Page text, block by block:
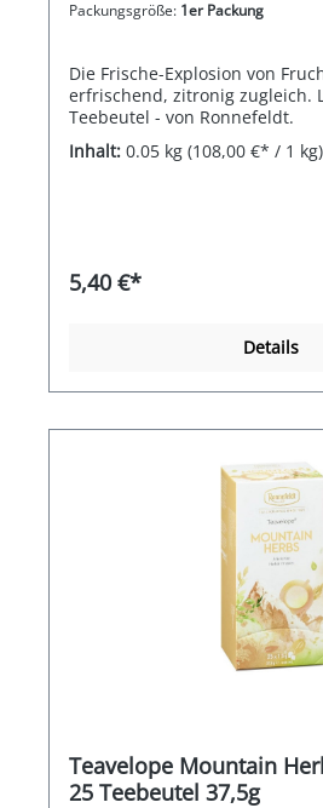
Packungsgröße: 1er Packung
Die Frische-Explosion von
erfrischend, zitronig zugleich.
Teebeutel - von Ronnefeldt.
Inhalt: 0.05 kg (108,00 €* / 1 kg)
5,40 €*
Details
Teavelope Mountain
25 Teebeutel 37,5g